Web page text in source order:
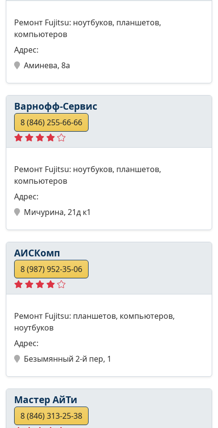
Ремонт Fujitsu: ноутбуков, планшетов,
компьютеров
Адрес:
Аминева, 8а
Варнофф-Сервис
8 (846) 255-66-66
Ремонт Fujitsu: ноутбуков, планшетов,
компьютеров
Адрес:
Мичурина, 21д к1
АИСКомп
8 (987) 952-35-06
Ремонт Fujitsu: планшетов, компьютеров,
ноутбуков
Адрес:
Безымянный 2-й пер, 1
Мастер АйТи
8 (846) 313-25-38